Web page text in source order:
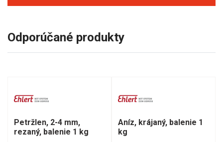
Odporúčané produkty
Petržlen, 2-4 mm,
rezaný, balenie 1 kg
Aníz, krájaný, balenie 1
kg